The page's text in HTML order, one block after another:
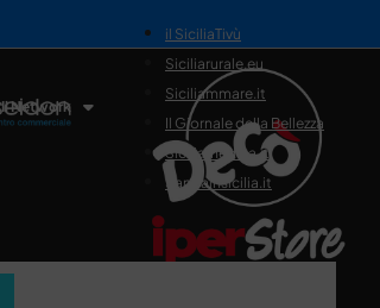
Il Network
il SiciliaTivù
Siciliarurale.eu
Siciliammare.it
Il Giornale della Bellezza
Siciliamedica.it
Sanitainsicilia.it